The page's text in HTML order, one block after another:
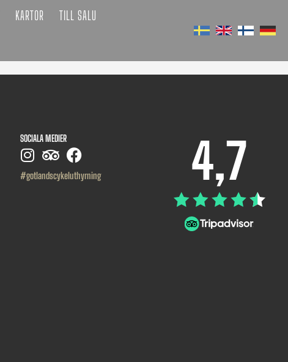
KARTOR TILL SALU
SOCIALA MEDIER
#gotlandscykeluthyrning 4,7